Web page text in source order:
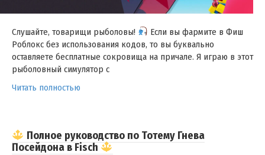
Слушайте, товарищи рыболовы!
Если вы фармите в Фиш
Роблокс без использования кодов, то вы буквально
оставляете бесплатные сокровища на причале. Я играю в этот
рыболовный симулятор с
Читать полностью
Полное руководство по Тотему Гнева
Посейдона в Fisch